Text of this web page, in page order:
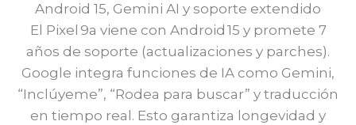
Android 15, Gemini AI y soporte extendido
El Pixel 9a viene con Android 15 y promete 7
años de soporte (actualizaciones y parches).
Google integra funciones de IA como Gemini,
“Inclúyeme”, “Rodea para buscar” y traducción
en tiempo real. Esto garantiza longevidad y